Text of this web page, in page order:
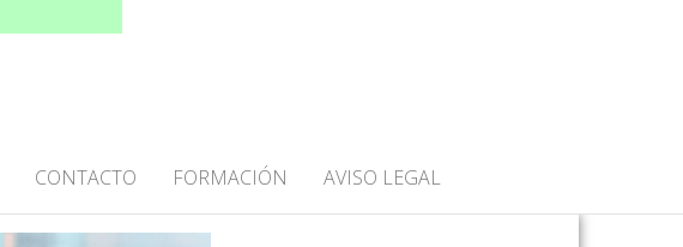
CONTACTO FORMACIÓN AVISO LEGAL